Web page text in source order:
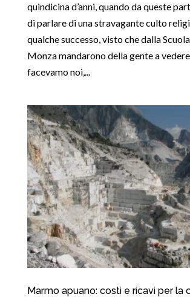
quindicina d’anni, quando da queste
di parlare di una stravagante culto
qualche successo, visto che dalla
Monza mandarono della gente a
facevamo noi,...
Marmo apuano: costi e ricavi per la